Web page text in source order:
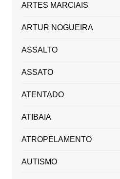
ARTES MARCIAIS
ARTUR NOGUEIRA
ASSALTO
ASSATO
ATENTADO
ATIBAIA
ATROPELAMENTO
AUTISMO